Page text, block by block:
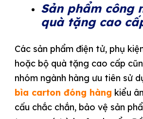
Sản phẩm công
quà tặng cao
Các sản phẩm điện tử, phụ
hoặc bộ quà tặng cao cấp
nhóm ngành hàng ưu tiên sử
bìa carton đóng hàng kiểu
cấu chắc chắn, bảo vệ sản